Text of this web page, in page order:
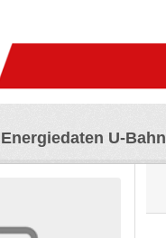
Energiedaten U-Bahn